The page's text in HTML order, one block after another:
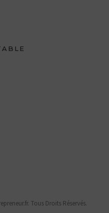
Tous Droits Réservés.